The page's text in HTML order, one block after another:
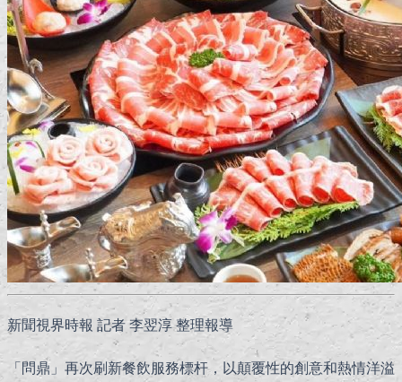
新聞視界時報 記者 李翌淳 整理報導
「問鼎」再次刷新餐飲服務標杆，以顛覆性的創意和熱情洋溢